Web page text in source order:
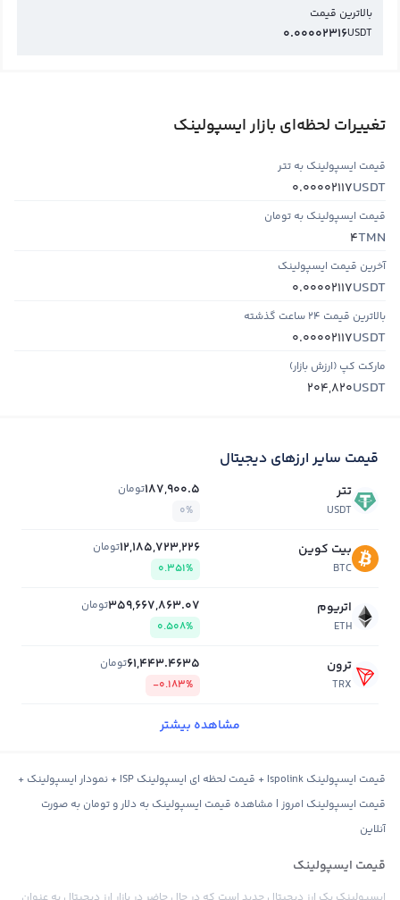
بالاترین قیمت
USDT
0.00002316
تغییرات لحظه‌ای بازار ایسپولینک
قیمت ایسپولینک به تتر
USDT
0.00002117
قیمت ایسپولینک به تومان
TMN
4
آخرین قیمت ایسپولینک
USDT
0.00002117
بالاترین قیمت ۲۴ ساعت گذشته
USDT
0.00002117
مارکت کپ (ارزش بازار)
USDT
204,820
قیمت سایر ارزهای دیجیتال
تتر
USDT
187,900.5تومان
0%
بیت کوین
BTC
12,185,723,226تومان
0.351%
اتریوم
ETH
359,667,863.07تومان
0.508%
ترون
TRX
61,443.4635تومان
-0.183%
مشاهده بیشتر
قیمت ایسپولینک Ispolink + قیمت لحظه ای ایسپولینک ISP + نمودار ایسپولینک +
قیمت ایسپولینک امروز | مشاهده قیمت ایسپولینک به دلار و تومان به صورت
آنلاین
قیمت ایسپولینک